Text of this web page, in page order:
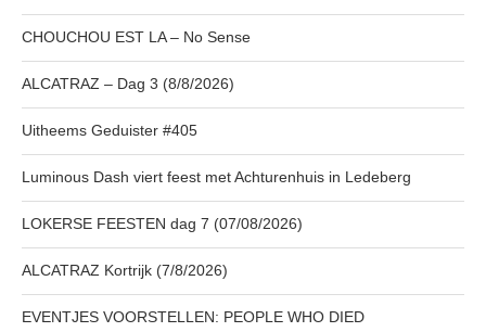
CHOUCHOU EST LA – No Sense
ALCATRAZ – Dag 3 (8/8/2026)
Uitheems Geduister #405
Luminous Dash viert feest met Achturenhuis in Ledeberg
LOKERSE FEESTEN dag 7 (07/08/2026)
ALCATRAZ Kortrijk (7/8/2026)
EVENTJES VOORSTELLEN: PEOPLE WHO DIED